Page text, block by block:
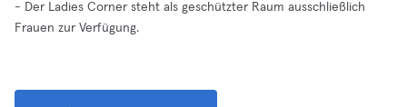
- Der Ladies Corner steht als geschützter Raum ausschließlich
Frauen zur Verfügung.